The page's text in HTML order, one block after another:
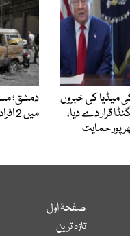
میڈیا کی خبروں
قرار دے دیا،
حمایت
دمشق؛
میں 2 افراد جاں بحق اور 13 زخمی
صفحۂ اول
تازہ ترین